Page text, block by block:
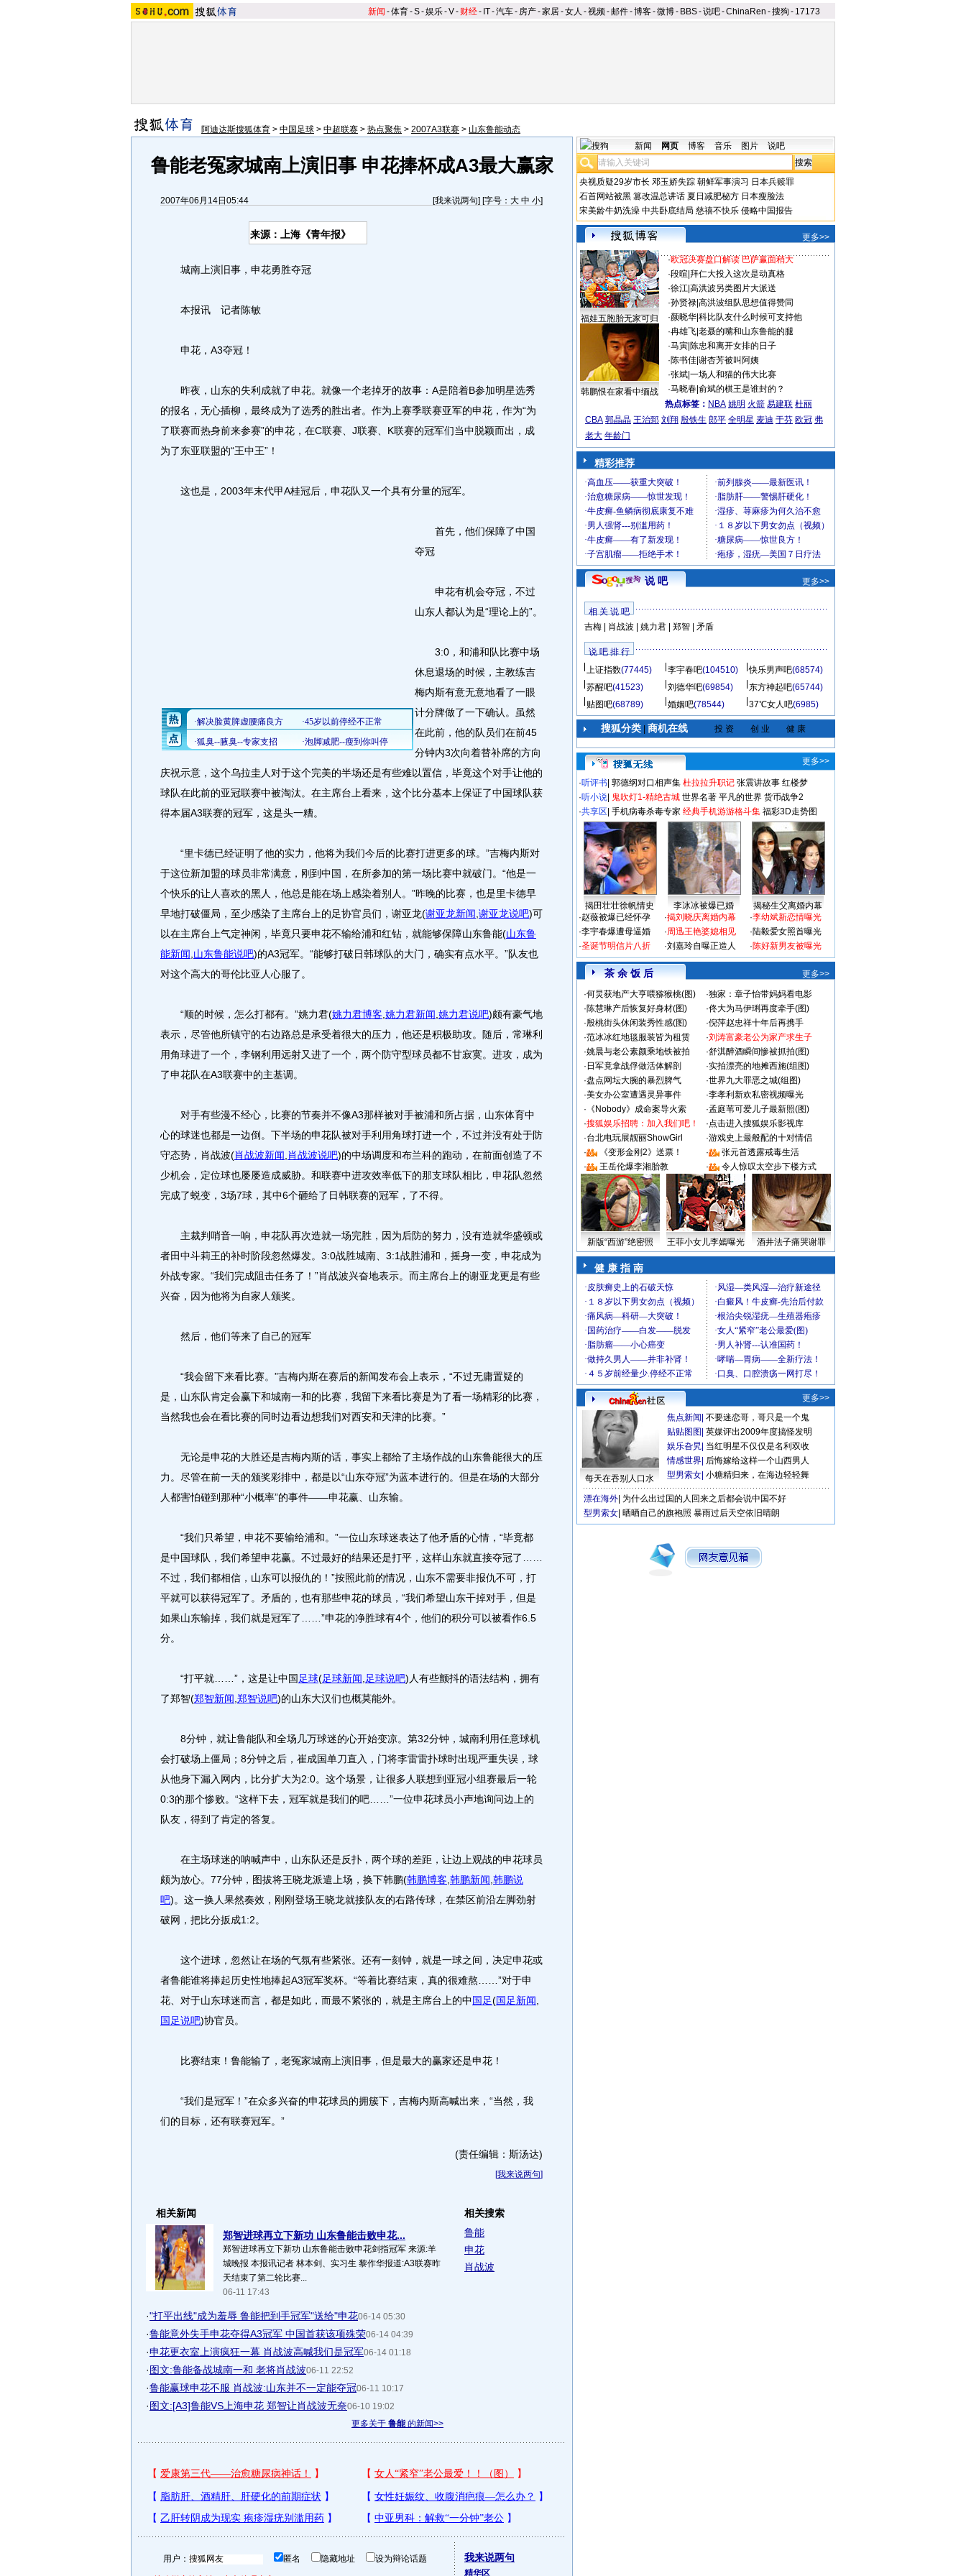
新闻 -体育-S-娱乐-V- 财经- IT-汽车- 房产-家居-女人 -视频-邮件-博客-微博- BBS-说吧-ChinaRen -搜狗 - 17173
阿迪达斯搜狐体育 > 中国足球 > 中超联赛 > 热点聚焦 > 2007A3联赛 > 山东鲁能动态
鲁能老冤家城南上演旧事 申花捧杯成A3最大赢家
2007年06月14日05:44 [我来说两句] [字号： 大 中 小]
来源：上海《青年报》
城南上演旧事，申花勇胜夺冠
本报讯 记者陈敏
申花，A3夺冠！
昨夜，山东的失利成就了申花。就像一个老掉牙的故事：A是陪着B参加明星选秀
的报名，无心插柳，最终成为了选秀的胜出者。作为上赛季联赛亚军的申花，作为“为
了联赛而热身前来参赛”的申花，在C联赛、J联赛、K联赛的冠军们当中脱颖而出，成
为了东亚联盟的“王中王”！
这也是，2003年末代甲A桂冠后，申花队又一个具有分量的冠军。
首先，他们保障了中国
夺冠
申花有机会夺冠，不过
山东人都认为是“理论上的”。
3:0，和浦和队比赛中场
休息退场的时候，主教练吉
梅内斯有意无意地看了一眼
计分牌做了一下确认。虽然
在此前，他的队员们在前45
分钟内3次向着替补席的方向
庆祝示意，这个乌拉圭人对于这个完美的半场还是有些难以置信，毕竟这个对手让他的
球队在此前的亚冠联赛中被淘汰。在主席台上看来，这个比分基本上保证了中国球队获
得本届A3联赛的冠军，这是头一糟。
“里卡德已经证明了他的实力，他将为我们今后的比赛打进更多的球。”吉梅内斯对
于这位新加盟的球员非常满意，刚到中国，在所参加的第一场比赛中就破门。“他是一
个快乐的让人喜欢的黑人，他总是能在场上感染着别人。”昨晚的比赛，也是里卡德早
早地打破僵局，至少感染了主席台上的足协官员们，谢亚龙(谢亚龙新闻 谢亚龙说吧)可
以在主席台上气定神闲，毕竟只要申花不输给浦和红钻，就能够保障山东鲁能(山东鲁
能新闻 山东鲁能说吧)的A3冠军。“能够打破日韩球队的大门，确实有点水平。”队友也
对这个高大的哥伦比亚人心服了。
“顺的时候，怎么打都有。”姚力君(姚力君博客 姚力君新闻 姚力君说吧)颇有豪气地
表示，尽管他所镇守的右边路总是承受着很大的压力，他还是积极助攻。随后，常琳利
用角球进了一个，李钢利用远射又进了一个，两个防守型球员都不甘寂寞。进攻，成为
了申花队在A3联赛中的主基调。
对手有些漫不经心，比赛的节奏并不像A3那样被对手被浦和所占据，山东体育中
心的球迷也都是一边倒。下半场的申花队被对手利用角球打进一个，不过并没有处于防
守态势，肖战波(肖战波新闻 肖战波说吧)的中场调度和布兰科的跑动，在前面创造了不
少机会，定位球也屡屡造成威胁。和联赛中进攻效率低下的那支球队相比，申花队忽然
完成了蜕变，3场7球，其中6个砸给了日韩联赛的冠军，了不得。
主裁判哨音一响，申花队再次造就一场完胜，因为后防的努力，没有造就华盛顿或
者田中斗莉王的补时阶段忽然爆发。3:0战胜城南、3:1战胜浦和，摇身一变，申花成为
外战专家。“我们完成阻击任务了！”肖战波兴奋地表示。而主席台上的谢亚龙更是有些
兴奋，因为他将为自家人颁奖。
然后，他们等来了自己的冠军
“我会留下来看比赛。”吉梅内斯在赛后的新闻发布会上表示，“不过无庸置疑的
是，山东队肯定会赢下和城南一和的比赛，我留下来看比赛是为了看一场精彩的比赛，
当然我也会在看比赛的同时边看边想我们对西安和天津的比赛。”
无论是申花的大胜还是吉梅内斯的话，事实上都给了主场作战的山东鲁能很大的压
力。尽管在前一天的颁奖彩排中，都是以“山东夺冠”为蓝本进行的。但是在场的大部分
人都害怕碰到那种“小概率”的事件——申花赢、山东输。
“我们只希望，申花不要输给浦和。”一位山东球迷表达了他矛盾的心情，“毕竟都
是中国球队，我们希望申花赢。不过最好的结果还是打平，这样山东就直接夺冠了……
不过，我们都相信，山东可以报仇的！”按照此前的情况，山东不需要非报仇不可，打
平就可以获得冠军了。矛盾的，也有那些申花的球员，“我们希望山东干掉对手，但是
如果山东输掉，我们就是冠军了……”申花的净胜球有4个，他们的积分可以被看作6.5
分。
“打平就……”，这是让中国 足球(足球新闻 足球说吧) 人有些颤抖的语法结构，拥有
了郑智(郑智新闻 郑智说吧)的山东大汉们也概莫能外。
8分钟，就让鲁能队和全场几万球迷的心开始变凉。第32分钟，城南利用任意球机
会打破场上僵局；8分钟之后，崔成国单刀直入，门将李雷雷扑球时出现严重失误，球
从他身下漏入网内，比分扩大为2:0。这个场景，让很多人联想到亚冠小组赛最后一轮
0:3的那个惨败。“这样下去，冠军就是我们的吧……”一位申花球员小声地询问边上的
队友，得到了肯定的答复。
在主场球迷的呐喊声中，山东队还是反扑，两个球的差距，让边上观战的申花球员
颇为放心。77分钟，图拔将王晓龙派遣上场，换下韩鹏(韩鹏博客 韩鹏新闻 韩鹏说
吧)。这一换人果然奏效，刚刚登场王晓龙就接队友的右路传球，在禁区前沿左脚劲射
破网，把比分扳成1:2。
这个进球，忽然让在场的气氛有些紧张。还有一刻钟，就是一球之间，决定申花或
者鲁能谁将捧起历史性地捧起A3冠军奖杯。“等着比赛结束，真的很难熬……”对于申
花、对于山东球迷而言，都是如此，而最不紧张的，就是主席台上的中国足(国足新闻
国足说吧)协官员。
比赛结束！鲁能输了，老冤家城南上演旧事，但是最大的赢家还是申花！
“我们是冠军！”在众多兴奋的申花球员的拥簇下，吉梅内斯高喊出来，“当然，我
们的目标，还有联赛冠军。”
(责任编辑：斯汤达)
[我来说两句]
相关新闻
郑智进球再立下新功 山东鲁能击败申花...
郑智进球再立下新功 山东鲁能击败申花剑指冠军 来源:羊
城晚报 本报讯记者 林本剑、实习生 黎作华报道:A3联赛昨
天结束了第二轮比赛...
06-11 17:43
·"打平出线"成为羞辱 鲁能把到手冠军"送给"申花06-14 05:30
·鲁能意外失手申花夺得A3冠军 中国首获该项殊荣06-14 04:39
·申花更衣室上演疯狂一幕 肖战波高喊我们是冠军06-14 01:18
·图文:鲁能备战城南一和 老将肖战波06-11 22:52
·鲁能赢球申花不服 肖战波:山东并不一定能夺冠06-11 10:17
·图文:[A3]鲁能VS上海申花 郑智让肖战波无奈06-10 19:02
更多关于 鲁能的新闻>>
相关搜索
鲁能
申花
肖战波
用户： 匿名 隐藏地址 设为辩论话题 我来说两句
精华区
新闻 网页 博客 音乐 图片 说吧
央视质疑29岁市长 邓玉娇失踪 朝鲜军事演习 日本兵赎罪
石首网站被黑 篡改温总讲话 夏日减肥秘方 日本瘦脸法
宋美龄牛奶洗澡 中共卧底结局 慈禧不快乐 侵略中国报告
更多>>
福娃五胞胎无家可归
韩鹏恨在家看中缅战
·欧冠决赛盘口解读 巴萨赢面稍大
·段暄 拜仁大投入这次是动真格
·徐江| 高洪波另类图片大派送
·孙贤禄| 高洪波组队思想值得赞同
·颜晓华| 科比队友什么时候可支持他
·冉雄飞| 老聂的嘴和山东鲁能的腿
·马寅| 陈忠和离开女排的日子
·陈书佳| 谢杏芳被叫阿姨
·张斌| 一场人和猫的伟大比赛
·马晓春| 俞斌的棋王是谁封的？
热点标签： NBA 姚明 火箭 易建联 杜丽
CBA 郭晶晶 王治郅 刘翔 殷铁生 郎平 全明星 麦迪 于芬 欧冠 弗
老大 年龄门
精彩推荐
说 吧 更多>>
相 关 说 吧
吉梅| 肖战波 姚力君| 郑智| 矛盾
说 吧 排 行
上证指数(77445) 李宇春吧(104510) 快乐男声吧(68574)
苏醒吧(41523) 刘德华吧(69854) 东方神起吧(65744)
贴图吧(68789) 婚姻吧(78544) 37℃女人吧(6985)
搜狐分类| 商机在线 投 资 创 业 健 康
更多>>
·听评书 郭德纲对口相声集 杜拉拉升职记 张震讲故事 红楼梦
·听小说 鬼吹灯1-精绝古城 世界名著 平凡的世界 货币战争2
·共享区 手机病毒杀毒专家 经典手机游游格斗集 福彩3D走势图
揭田壮壮徐帆情史 李冰冰被爆已婚
揭秘生父离婚内幕
·赵薇被爆已经怀孕
·李宇春爆遭母逼婚
·圣诞节明信片八折
·揭刘晓庆离婚内幕
·周迅王艳婆媳相见
·刘嘉玲自曝正造人
·李幼斌新恋情曝光
·陆毅爱女照首曝光
·陈好新男友被曝光
茶 余 饭 后
更多>>
·何炅获地产大亨喂猕猴桃(图) ·独家：章子怡带妈妈看电影
·陈慧琳产后恢复好身材(图) ·佟大为马伊琍再度牵手(图)
·殷桃街头休闲装秀性感(图) ·倪萍赵忠祥十年后再携手
·范冰冰红地毯服装皆为租赁 ·刘涛富豪老公为家产求生子
·姚晨与老公素颜乘地铁被拍 ·舒淇醉酒瞬间惨被抓拍(图)
· 日军竟拿战俘做活体解剖 ·实拍漂亮的地摊西施(组图)
·盘点网坛大腕的暴烈脾气 ·世界九大罪恶之城(组图)
·美女办公室遭遇灵异事件 ·李孝利新欢私密视频曝光
· 《Nobody》成命案导火索 ·孟庭苇可爱儿子最新照(图)
·搜狐娱乐招聘：加入我们吧！ ·点击进入搜狐娱乐影视库
·台北电玩展靓丽ShowGirl ·游戏史上最般配的十对情侣
·
《变形金刚2》送票！ ·
张元首透露戒毒生活
·
王岳伦爆李湘胎教 · 令人惊叹太空步下楼方式
新版“西游”绝密照 王菲小女儿李嫣曝光 酒井法子痛哭谢罪
健 康 指 南
更多>>
每天在吞别人口水
焦点新闻 不要迷恋哥，哥只是一个鬼
贴贴图图 英媒评出2009年度搞怪发明
娱乐旮旯 当红明星不仅仅是名利双收
情感世界 后悔嫁给这样一个山西男人
型男索女 小糖精归来，在海边轻轻舞
漂在海外 为什么出过国的人回来之后都会说中国不好
型男索女 晒晒自己的旗袍照 暴雨过后天空依旧晴朗